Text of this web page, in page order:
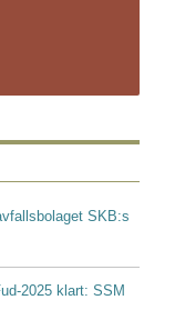
SKB:s
2025 klart: SSM